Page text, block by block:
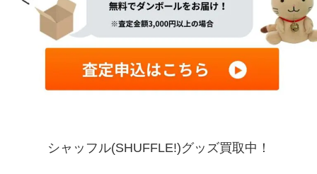
シャッフル(SHUFFLE!)グッズ買取中！